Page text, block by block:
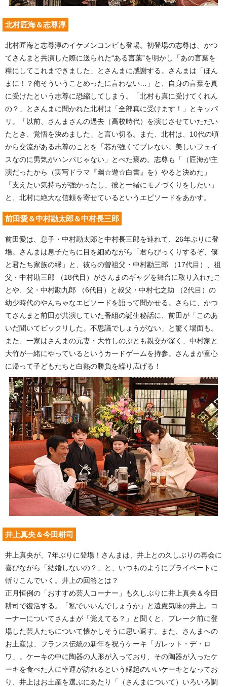
北村匠海＆志尊淳
北村匠海と志尊淳のイケメンコンビも登場。初登場の志尊は、かつ
てさんまと共演した際に送られた“ある言葉”を明かし「あの言葉を
糧にしてこれまできました」とさんまに感謝する。さんまは「ほん
まに！？俺そういうことめったに言わない…」と、自身の言葉を真
に受けたという志尊に恐縮してしまう。「北村も真に受けてくれん
の？」とさんまに聞かれた北村は「全部真に受けます！」とキッパ
リ。「以前、さんまさんの過去（高校時代）を演じさせていただい
たとき、覚悟を決めました」と言い切る。また、北村は、10代の頃
から交流がある志尊のことを「芯が強くてブレない。美しいフェイ
スなのに男気がハンパじゃない」とべた褒め。志尊も「（匠海が主
演だったから（実写ドラマ『幽☆遊☆白書』を）やると決めた」
「支えたい気持ちが強かったし、彼と一緒にモノづくりをしたい」
と、北村に絶大な信頼を寄せているというエピソードをあかす。
前田愛＆中村勘太郎＆中村長三郎
前田愛は、息子・中村勘太郎と中村長三郎を連れて、26年ぶりに登
場。さんまは息子たちに目を細めながら「君らびっくりするぞ、僕
と君たち家族の縁」と、彼らの曽祖父・中村勘三郎 （17代目）、祖
父・中村勘三郎 （18代目）がさんまのギャグを舞台に取り入れたこ
とや、父・中村勘九郎 （6代目）と叔父・中村七之助 （2代目）の
幼少時代のやんちゃなエピソードを語って聞かせる。さらに、かつ
てさんまと前田が共演していた番組の誕生秘話に、前田が「このあ
いだ聞いてビックリした。不思議でしょうがない」と驚く場面も。
また、一家はさんまの元妻・大竹しのぶとも親交が深く、中村家と
大竹が一緒にやっているというカードゲームを持参。さんまが童心
に帰って子どもたちと白熱の勝負を繰り広げる！
井上真央＆今田耕司
井上真央が、7年ぶりに登場！さんまは、井上との久しぶりの再会に
喜びながら「結婚しないの？」と、いつものようにプライベートに
斬りこんでいく。井上の回答とは？
正月恒例の「おすすめ芸人コーナー」も久しぶりに井上真央＆今田
耕司で復活する。「私でいいんでしょうか」と遠慮気味の井上。コ
ーナーについてさんまが「覚えてる？」と聞くと、ブレーク前に登
場した芸人たちについて懐かしそうに思い返す。また、さんまへの
お土産は、フランス伝統の新年を祝うケーキ「ガレット・デ・ロ
ワ」。ケーキの中に陶器の人形が入っており、その陶器が入ったケ
ーキを食べた人に幸運が訪れるという縁起のいいケーキとなってお
り、井上はお土産を選ぶにあたり「（さんまについて）いろいろ調